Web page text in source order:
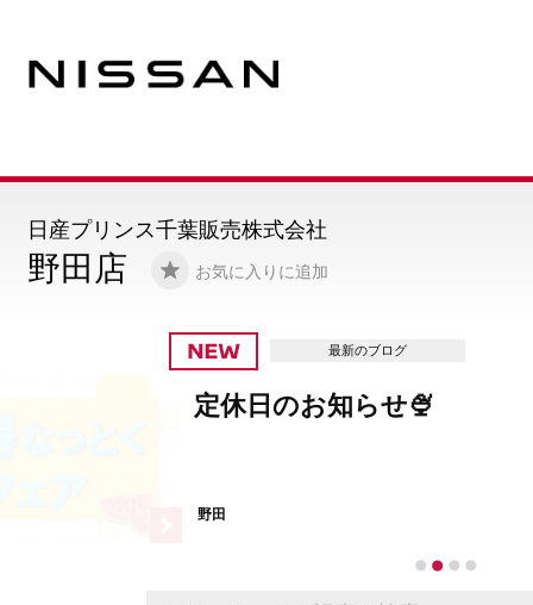
野田店 お気に入りに追加
日産プリンス千葉販売株式会社
最新のブログ
定休日のお知らせ🍨